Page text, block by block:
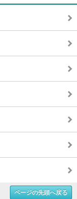
ページの先頭へ戻る